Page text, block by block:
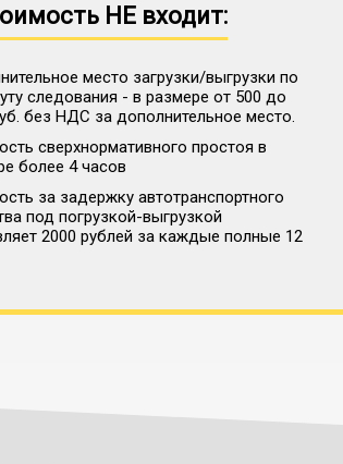
НЕ входит:
место загрузки/выгрузки по
следования - в размере от 500 до
без НДС за дополнительное место.
сверхнормативного простоя в
более 4 часов
за задержку автотранспортного
под погрузкой-выгрузкой
2000 рублей за каждые полные 12